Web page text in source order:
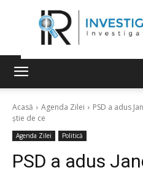
Acasă Agenda Zilei
PSD a adus
știe de ce
Agenda Zilei Politică
PSD a adus